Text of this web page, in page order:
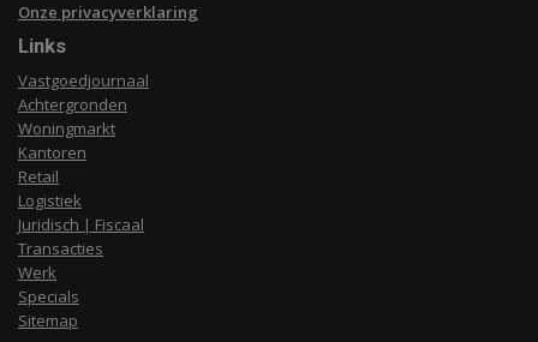
Onze privacyverklaring
Links
Vastgoedjournaal
Achtergronden
Woningmarkt
Kantoren
Retail
Logistiek
Juridisch | Fiscaal
Transacties
Werk
Specials
Sitemap